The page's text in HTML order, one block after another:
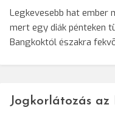
Legkevesebb hat ember
mert egy diák pénteken
Bangkoktól északra
Jogkorlátozás